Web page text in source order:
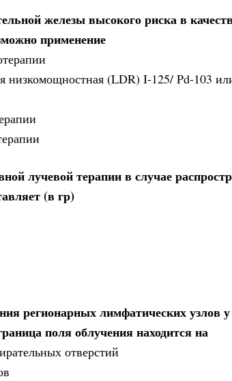
железы высокого риска в
применение
низкомощностная (LDR) I-125/ Pd-103
лучевой терапии в случае
(в гр)
регионарных лимфатических
поля облучения находится на
отверстий